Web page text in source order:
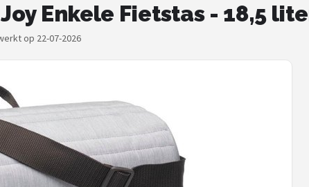
Enkele Fietstas - 18,5
op 22-07-2026